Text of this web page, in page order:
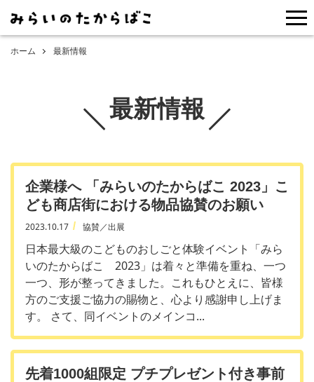
ホーム 最新情報
最新情報
企業様へ 「みらいのたからばこ 2023」こ
ども商店街における物品協賛のお願い
2023.10.17 協賛／出展
日本最大級のこどものおしごと体験イベント「みら
いのたからばこ 2023」は着々と準備を重ね、一つ
一つ、形が整ってきました。これもひとえに、皆様
方のご支援ご協力の賜物と、心より感謝申し上げま
す。 さて、同イベントのメインコ...
先着1000組限定 プチプレゼント付き事前